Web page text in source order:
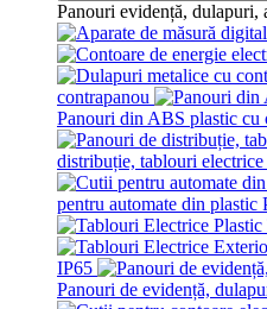
Panouri evidență, dulapuri,
contrapanou
Panouri din ABS plastic cu
distribuție, tablouri electrice
pentru automate din plastic
IP65
Panouri de evidență,